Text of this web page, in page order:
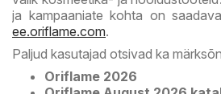
ja kampaaniate kohta on
ee.oriflame.com.
Paljud kasutajad otsivad ka
Oriflame 2026